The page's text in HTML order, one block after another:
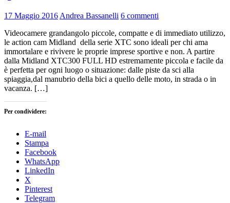
17 Maggio 2016 Andrea Bassanelli 6 commenti
Videocamere grandangolo piccole, compatte e di immediato utilizzo,
le action cam Midland della serie XTC sono ideali per chi ama
immortalare e rivivere le proprie imprese sportive e non. A partire
dalla Midland XTC300 FULL HD estremamente piccola e facile da
è perfetta per ogni luogo o situazione: dalle piste da sci alla
spiaggia,dal manubrio della bici a quello delle moto, in strada o in
vacanza. […]
Per condividere:
E-mail
Stampa
Facebook
WhatsApp
LinkedIn
X
Pinterest
Telegram